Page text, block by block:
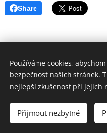
Share
Sportovní 142,288 02
Používáme cookies,
bezpečnost našich stránek.
nejlepší zkušenost při jejich
Přijmout nezbytné